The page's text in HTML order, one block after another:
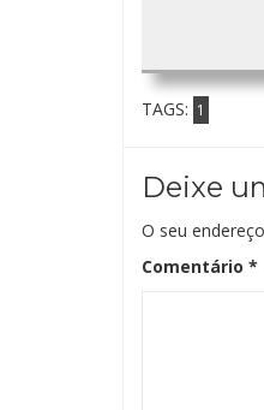
TAGS: 1
Deixe
O seu
Comentário *